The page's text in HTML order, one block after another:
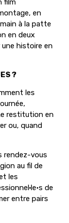
en
à la patte
en deux
une histoire en
?
les
restitution en
ou, quand
rendez-vous
au fil de
les
de
entre pairs